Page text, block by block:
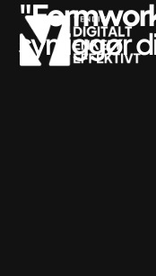
synliggør